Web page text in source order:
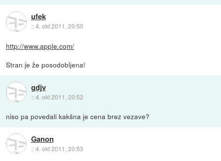
ufek
::4. okt 2011, 20:50
http://www.apple.com/
Stran je že posodobljena!
gdjv
::4. okt 2011, 20:52
niso pa povedali kakšna je cena brez vezave?
Ganon
::4. okt 2011, 20:53